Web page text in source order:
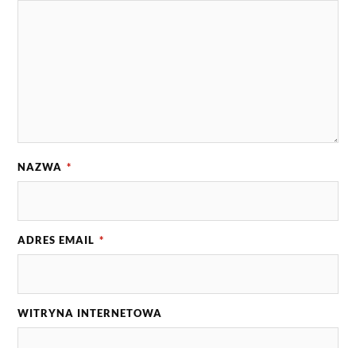
NAZWA *
ADRES EMAIL *
WITRYNA INTERNETOWA